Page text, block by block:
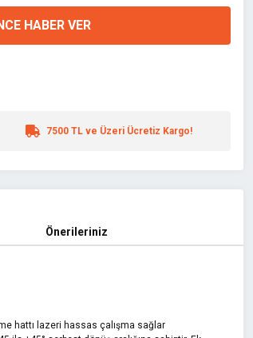
HABER VER
7500 TL ve Üzeri Ücretiz Kargo!
Önerileriniz
hattı lazeri hassas çalışma sağlar